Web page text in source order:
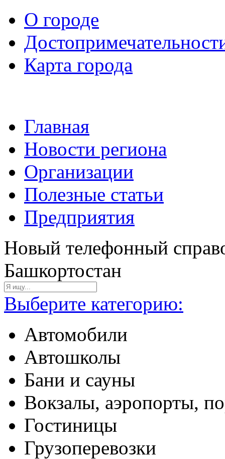
О городе
Карта города
Главная
Новости региона
Организации
Полезные статьи
Предприятия
Новый телефонный
Башкортостан
Выберите категорию:
Автомобили
Автошколы
Бани и сауны
Вокзалы, аэропорты,
Гостиницы
Грузоперевозки